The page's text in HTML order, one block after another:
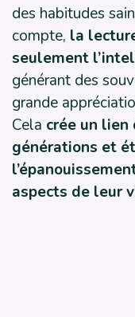
des habitudes
compte, la
seulement
générant des
grande
Cela crée un
générations et
aspects de leur